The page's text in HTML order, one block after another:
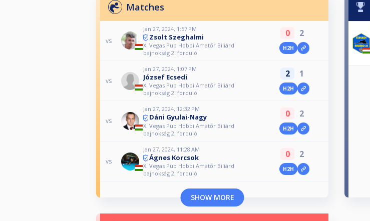
Matches
vs
Jan 27, 2024, 1:57 PM
Zsolt Szeghalmi
X. Vegas Pub Hobbi Amatőr Biliárd
bajnokság 2. forduló
0 2
H2H
vs
Jan 27, 2024, 1:07 PM
József Ecsedi
X. Vegas Pub Hobbi Amatőr Biliárd
bajnokság 2. forduló
2 1
H2H
vs
Jan 27, 2024, 12:32 PM
Dáni Gyulai-Nagy
X. Vegas Pub Hobbi Amatőr Biliárd
bajnokság 2. forduló
0 2
H2H
vs
Jan 27, 2024, 11:28 AM
Ágnes Korcsok
X. Vegas Pub Hobbi Amatőr Biliárd
bajnokság 2. forduló
0 2
H2H
SHOW MORE